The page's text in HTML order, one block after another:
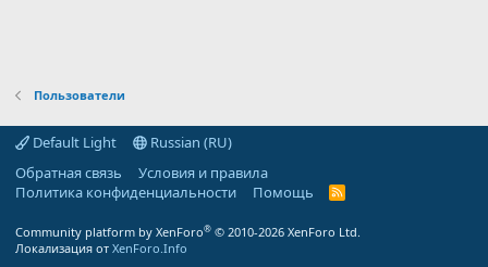
Пользователи
Default Light
Russian (RU)
Обратная связь
Условия и правила
Политика конфиденциальности
Помощь
R
Community platform by XenForo® © 2010-2026 XenForo Ltd.
Локализация от XenForo.Info